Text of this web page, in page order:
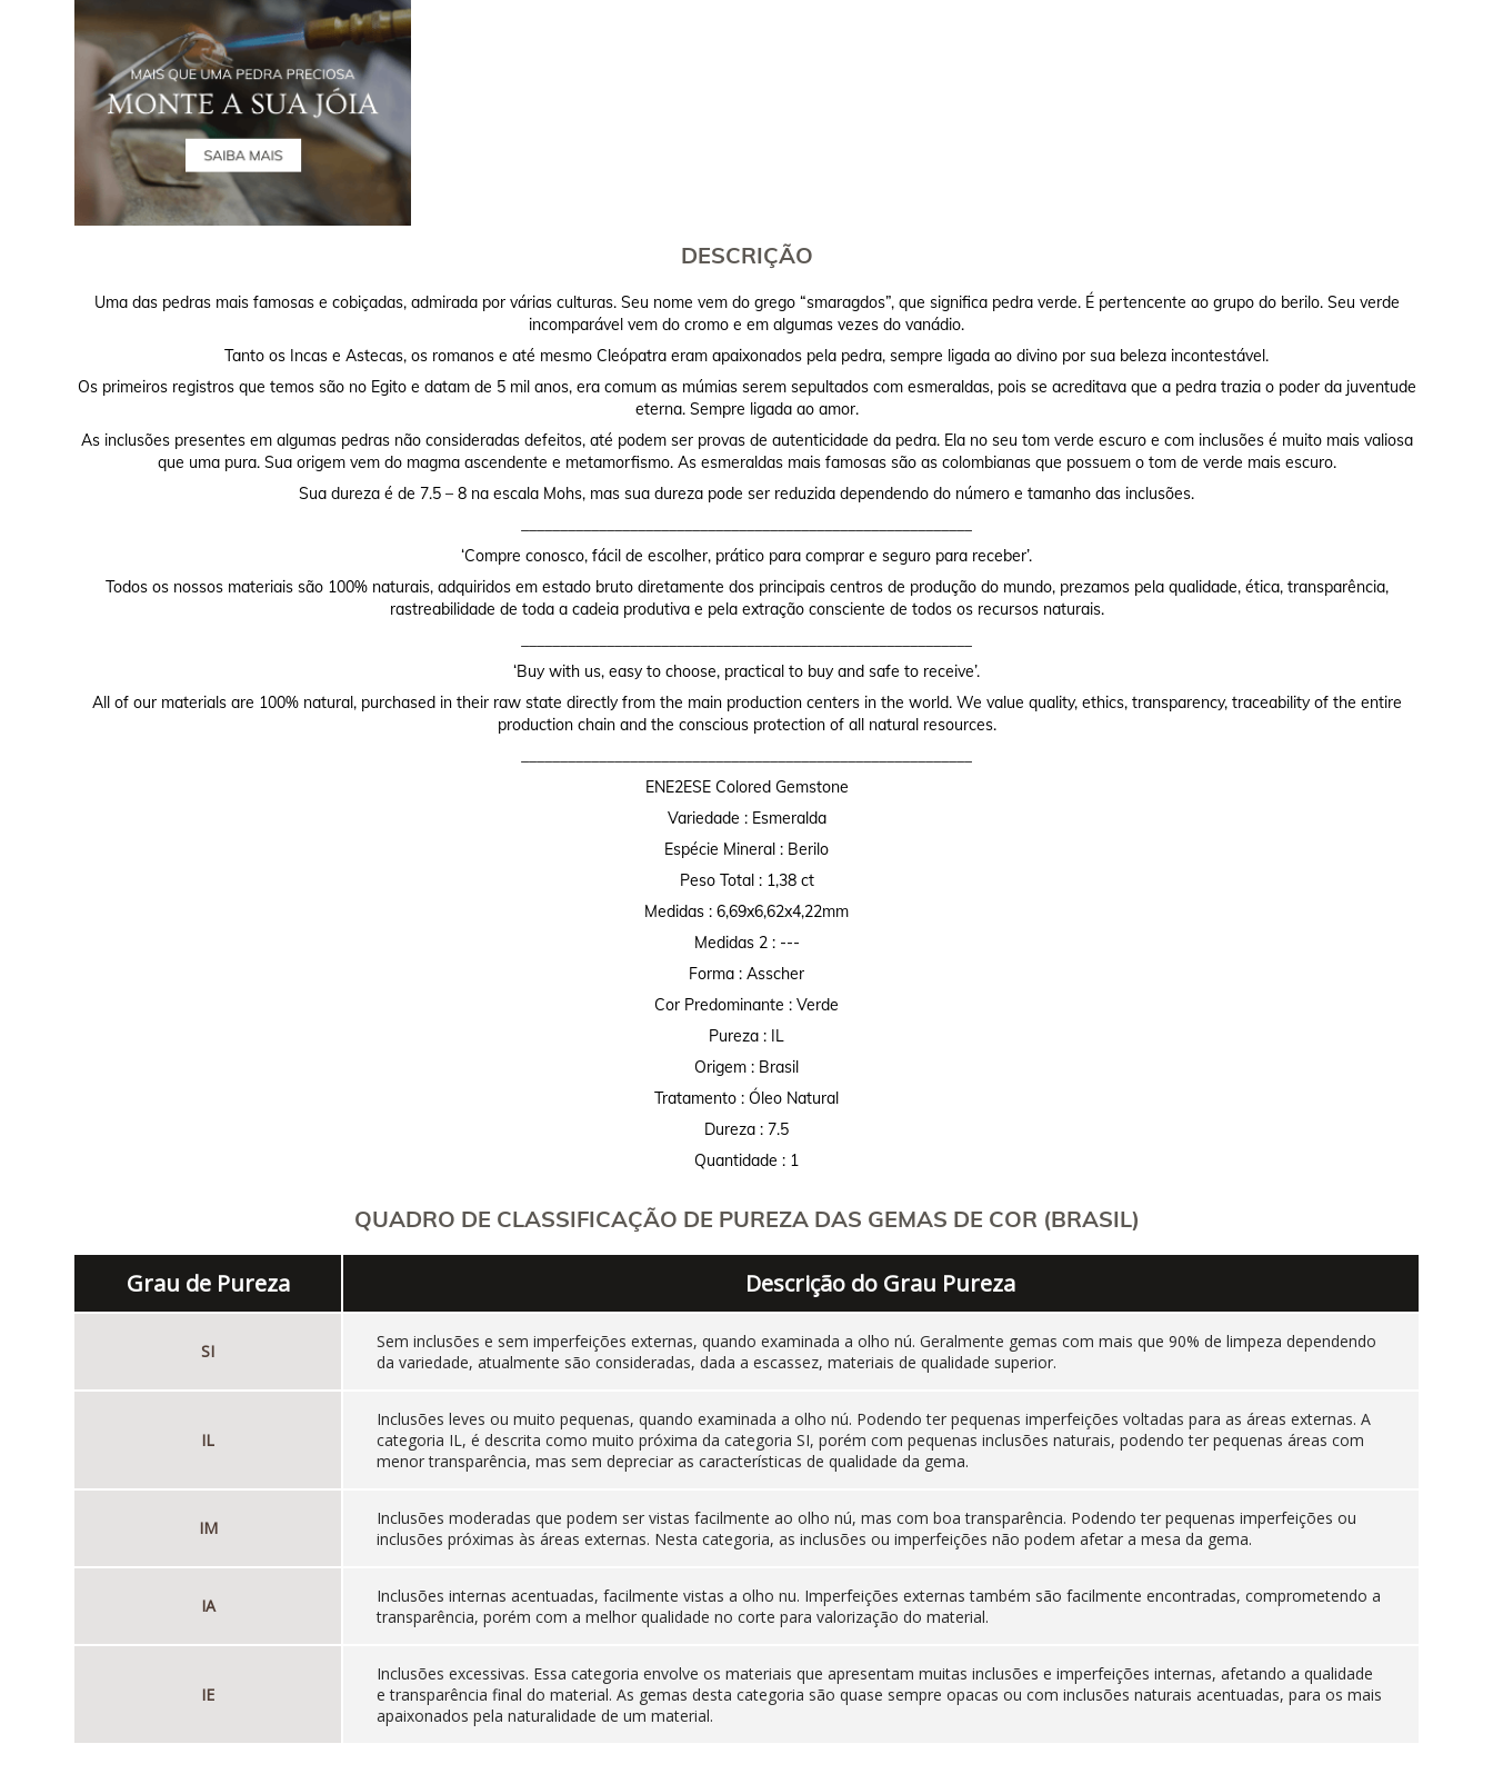
DESCRIÇÃO
Uma das pedras mais famosas e cobiçadas, admirada por várias culturas. Seu nome vem do grego “smaragdos”, que significa pedra verde. É pertencente ao grupo do berilo. Seu verde
incomparável vem do cromo e em algumas vezes do vanádio.
Tanto os Incas e Astecas, os romanos e até mesmo Cleópatra eram apaixonados pela pedra, sempre ligada ao divino por sua beleza incontestável.
Os primeiros registros que temos são no Egito e datam de 5 mil anos, era comum as múmias serem sepultados com esmeraldas, pois se acreditava que a pedra trazia o poder da juventude
eterna. Sempre ligada ao amor.
As inclusões presentes em algumas pedras não consideradas defeitos, até podem ser provas de autenticidade da pedra. Ela no seu tom verde escuro e com inclusões é muito mais valiosa
que uma pura. Sua origem vem do magma ascendente e metamorfismo. As esmeraldas mais famosas são as colombianas que possuem o tom de verde mais escuro.
Sua dureza é de 7.5 – 8 na escala Mohs, mas sua dureza pode ser reduzida dependendo do número e tamanho das inclusões.
‘Compre conosco, fácil de escolher, prático para comprar e seguro para receber’.
Todos os nossos materiais são 100% naturais, adquiridos em estado bruto diretamente dos principais centros de produção do mundo, prezamos pela qualidade, ética, transparência,
rastreabilidade de toda a cadeia produtiva e pela extração consciente de todos os recursos naturais.
‘Buy with us, easy to choose, practical to buy and safe to receive’.
All of our materials are 100% natural, purchased in their raw state directly from the main production centers in the world. We value quality, ethics, transparency, traceability of the entire
production chain and the conscious protection of all natural resources.
ENE2ESE Colored Gemstone
Variedade : Esmeralda
Espécie Mineral : Berilo
Peso Total : 1,38 ct
Medidas : 6,69x6,62x4,22mm
Medidas 2 : ---
Forma : Asscher
Cor Predominante : Verde
Pureza : IL
Origem : Brasil
Tratamento : Óleo Natural
Dureza : 7.5
Quantidade : 1
QUADRO DE CLASSIFICAÇÃO DE PUREZA DAS GEMAS DE COR (BRASIL)
Grau de Pureza Descrição do Grau Pureza
SI
Sem inclusões e sem imperfeições externas, quando examinada a olho nú. Geralmente gemas com mais que 90% de limpeza dependendo
da variedade, atualmente são consideradas, dada a escassez, materiais de qualidade superior.
IL
Inclusões leves ou muito pequenas, quando examinada a olho nú. Podendo ter pequenas imperfeições voltadas para as áreas externas. A
categoria IL, é descrita como muito próxima da categoria SI, porém com pequenas inclusões naturais, podendo ter pequenas áreas com
menor transparência, mas sem depreciar as características de qualidade da gema.
IM
Inclusões moderadas que podem ser vistas facilmente ao olho nú, mas com boa transparência. Podendo ter pequenas imperfeições ou
inclusões próximas às áreas externas. Nesta categoria, as inclusões ou imperfeições não podem afetar a mesa da gema.
IA
Inclusões internas acentuadas, facilmente vistas a olho nu. Imperfeições externas também são facilmente encontradas, comprometendo a
transparência, porém com a melhor qualidade no corte para valorização do material.
IE
Inclusões excessivas. Essa categoria envolve os materiais que apresentam muitas inclusões e imperfeições internas, afetando a qualidade
e transparência final do material. As gemas desta categoria são quase sempre opacas ou com inclusões naturais acentuadas, para os mais
apaixonados pela naturalidade de um material.